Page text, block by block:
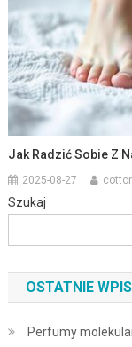
Jak Radzić Sobie Z
2025-08-27
Szukaj
OSTATNIE
Perfumy